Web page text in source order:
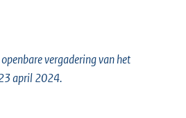
vergadering van het
april 2024.